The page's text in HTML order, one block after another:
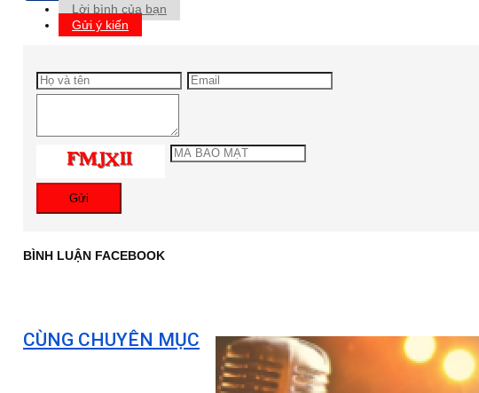
Lời bình của bạn
Gửi ý kiến
Gửi
BÌNH LUẬN FACEBOOK
CÙNG CHUYÊN MỤC